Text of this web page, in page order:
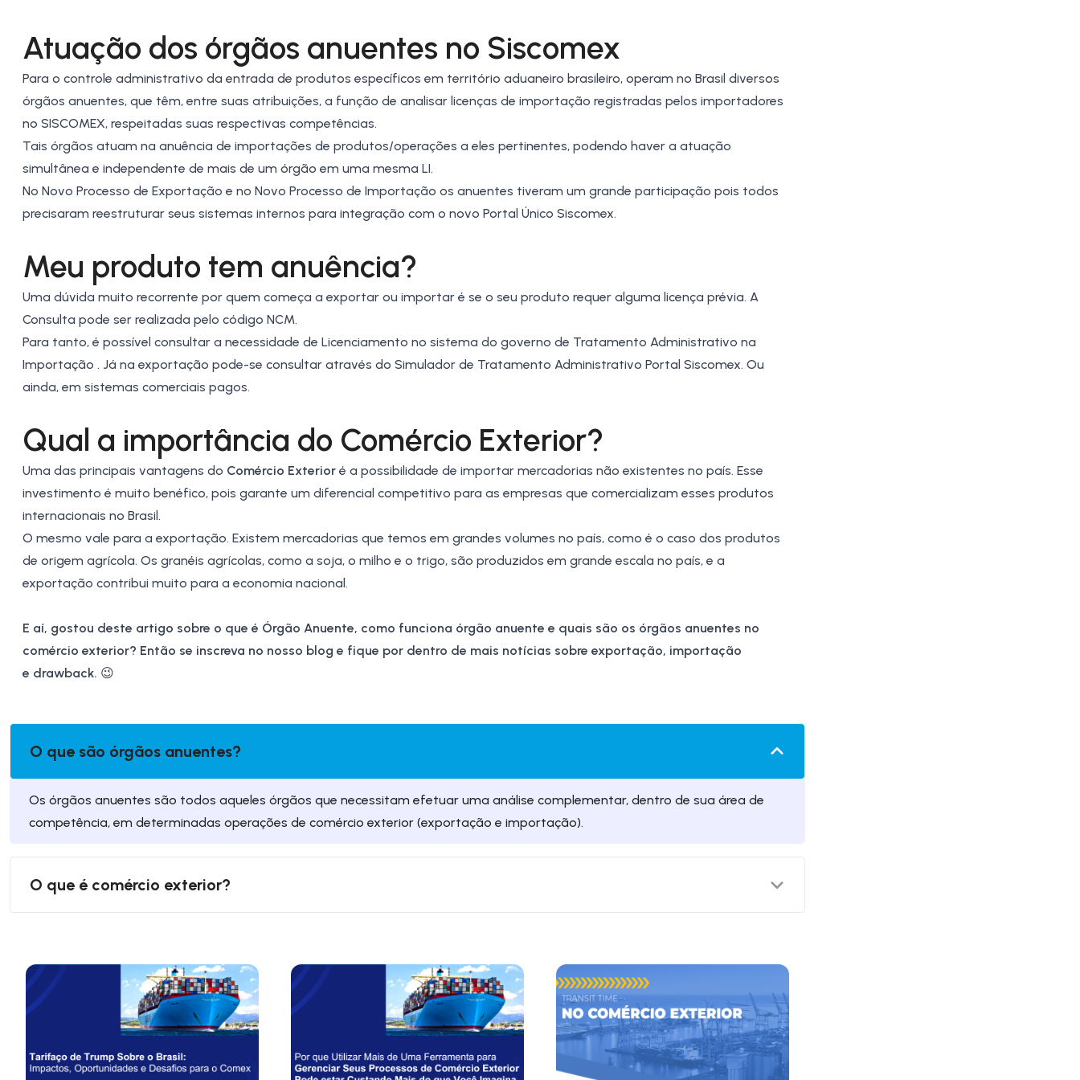
Atuação dos órgãos anuentes no Siscomex
Para o controle administrativo da entrada de produtos específicos em território aduaneiro brasileiro, operam no Brasil diversos
órgãos anuentes, que têm, entre suas atribuições, a função de analisar licenças de importação registradas pelos importadores
no SISCOMEX, respeitadas suas respectivas competências.
Tais órgãos atuam na anuência de importações de produtos/operações a eles pertinentes, podendo haver a atuação
simultânea e independente de mais de um órgão em uma mesma LI.
No Novo Processo de Exportação e no Novo Processo de Importação os anuentes tiveram um grande participação pois todos
precisaram reestruturar seus sistemas internos para integração com o novo Portal Único Siscomex.
Meu produto tem anuência?
Uma dúvida muito recorrente por quem começa a exportar ou importar é se o seu produto requer alguma licença prévia. A
Consulta pode ser realizada pelo código NCM.
Para tanto, é possível consultar a necessidade de Licenciamento no sistema do governo de Tratamento Administrativo na
Importação . Já na exportação pode-se consultar através do Simulador de Tratamento Administrativo Portal Siscomex. Ou
ainda, em sistemas comerciais pagos.
Qual a importância do Comércio Exterior?
Uma das principais vantagens do Comércio Exterior é a possibilidade de importar mercadorias não existentes no país. Esse
investimento é muito benéfico, pois garante um diferencial competitivo para as empresas que comercializam esses produtos
internacionais no Brasil.
O mesmo vale para a exportação. Existem mercadorias que temos em grandes volumes no país, como é o caso dos produtos
de origem agrícola. Os granéis agrícolas, como a soja, o milho e o trigo, são produzidos em grande escala no país, e a
exportação contribui muito para a economia nacional.
E aí, gostou deste artigo sobre o que é Órgão Anuente, como funciona órgão anuente e quais são os órgãos anuentes no
comércio exterior? Então se inscreva no nosso blog e fique por dentro de mais notícias sobre exportação, importação
e drawback. 😉
O que são órgãos anuentes?
Os órgãos anuentes são todos aqueles órgãos que necessitam efetuar uma análise complementar, dentro de sua área de
competência, em determinadas operações de comércio exterior (exportação e importação).
O que é comércio exterior?